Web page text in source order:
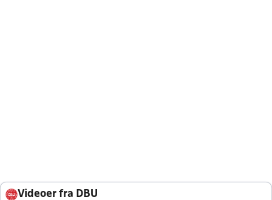
Videoer fra DBU